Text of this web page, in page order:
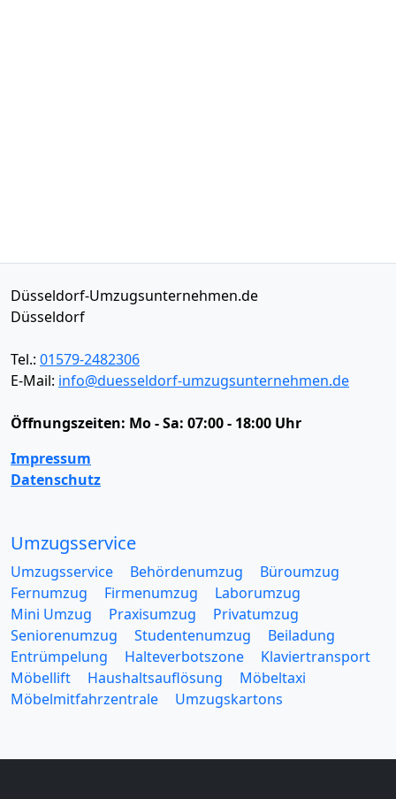
Düsseldorf-Umzugsunternehmen.de
Düsseldorf
Tel.: 01579-2482306
E-Mail: info@duesseldorf-umzugsunternehmen.de
Öffnungszeiten: Mo - Sa: 07:00 - 18:00 Uhr
Impressum
Datenschutz
Umzugsservice
Umzugsservice Behördenumzug
Büroumzug
Fernumzug
Firmenumzug
Laborumzug
Mini Umzug
Praxisumzug
Privatumzug
Seniorenumzug
Studentenumzug
Beiladung
Entrümpelung
Halteverbotszone
Klaviertransport
Möbellift
Haushaltsauflösung
Möbeltaxi
Möbelmitfahrzentrale
Umzugskartons